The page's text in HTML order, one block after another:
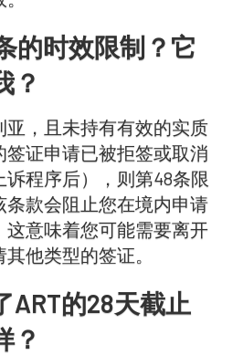
的时效限制？它
？
亚，且未持有有效的实质
证申请已被拒签或取消
诉程序后），则第48条限
条款会阻止您在境内申请
这意味着您可能需要离开
他类型的签证。
ART的28天截止
？